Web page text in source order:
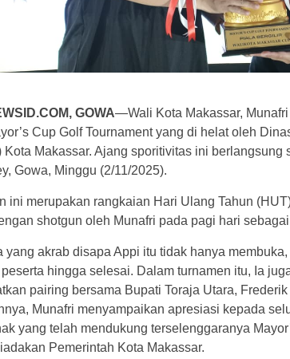
GOWA—Wali Kota Makassar,
Cup Golf Tournament yang di helat oleh
Kota Makassar. Ajang sporitivitas ini berlangsung
Gowa, Minggu (2/11/2025).
ini merupakan rangkaian Hari Ulang Tahun
shotgun oleh Munafri pada pagi hari
yang akrab disapa Appi itu tidak hanya
hingga selesai. Dalam turnamen itu, Ia
pairing bersama Bupati Toraja Utara,
Munafri menyampaikan apresiasi kepada
yang telah mendukung terselenggaranya
Pemerintah Kota Makassar.